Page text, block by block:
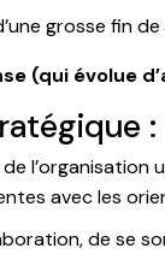
grosse fin
(qui évolue
:
l’organisation
avec les
de se